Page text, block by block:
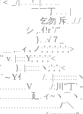
` ￣￣丁. . . |
.!..l 乞勿 斥. ././
シ ,.ｲ!r’/”
￣ }. .√７_
ィ､ノ;’;’;’;’;’;>
v. |::::Y;’;’;’;'<
|::::::ヽ;’;’;<
. .|::::::::::ヽ;/ /
./:川”丁`～
廴.ィ~ヽ⌒ヽ
ﾉ¨